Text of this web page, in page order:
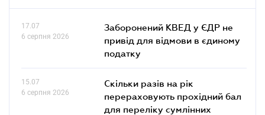
17.07
6 серпня 2026
Заборонений КВЕД у ЄДР не
привід для відмови в єдиному
податку
15.07
6 серпня 2026
Скільки разів на рік
перераховують прохідний бал
для переліку сумлінних